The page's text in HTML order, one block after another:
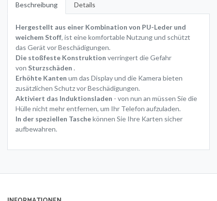
Beschreibung Details
Hergestellt aus einer Kombination von PU-Leder und
weichem Stoff, ist eine komfortable Nutzung und schützt
das Gerät vor Beschädigungen.
Die stoßfeste Konstruktion verringert die Gefahr
von Sturzschäden .
Erhöhte Kanten um das Display und die Kamera bieten
zusätzlichen Schutz vor Beschädigungen.
Aktiviert das Induktionsladen - von nun an müssen Sie die
Hülle nicht mehr entfernen, um Ihr Telefon aufzuladen.
In der speziellen Taschekönnen Sie Ihre Karten sicher
aufbewahren.